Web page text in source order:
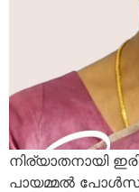
നിര്യാതനായി
പായമ്മൽ പോൾസൻ